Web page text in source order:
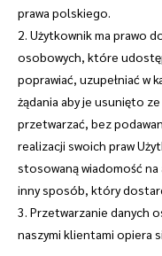
prawa polskiego.
2. Użytkownik ma prawo
osobowych, które
poprawiać, uzupełniać w
żądania aby je usunięto
przetwarzać, bez
realizacji swoich praw
stosowaną wiadomość
inny sposób, który
3. Przetwarzanie danych
naszymi klientami opiera